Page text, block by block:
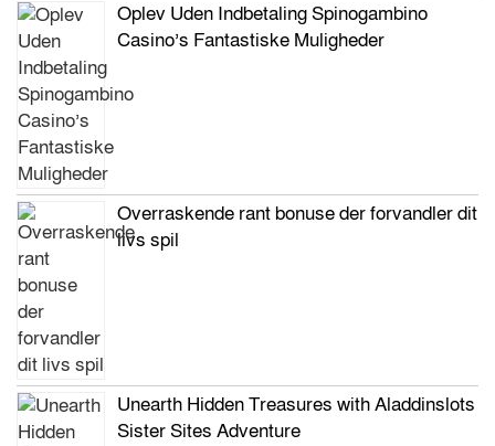
Oplev Uden Indbetaling Spinogambino
Casino’s Fantastiske Muligheder
Overraskende rant bonuse der forvandler dit
livs spil
Unearth Hidden Treasures with Aladdinslots
Sister Sites Adventure